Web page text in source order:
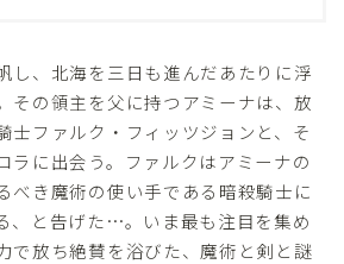
し、北海を三日も進んだあたりに浮
その領主を父に持つアミーナは、放
士ファルク・フィッツジョンと、そ
ラに出会う。ファルクはアミーナの
べき魔術の使い手である暗殺騎士に
、と告げた…。いま最も注目を集め
で放ち絶賛を浴びた、魔術と剣と謎